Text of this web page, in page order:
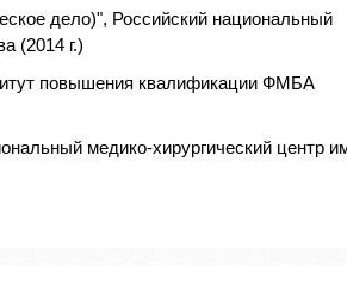
дело)", Российский национальный
(2014 г.)
повышения квалификации ФМБА
медико-хирургический центр